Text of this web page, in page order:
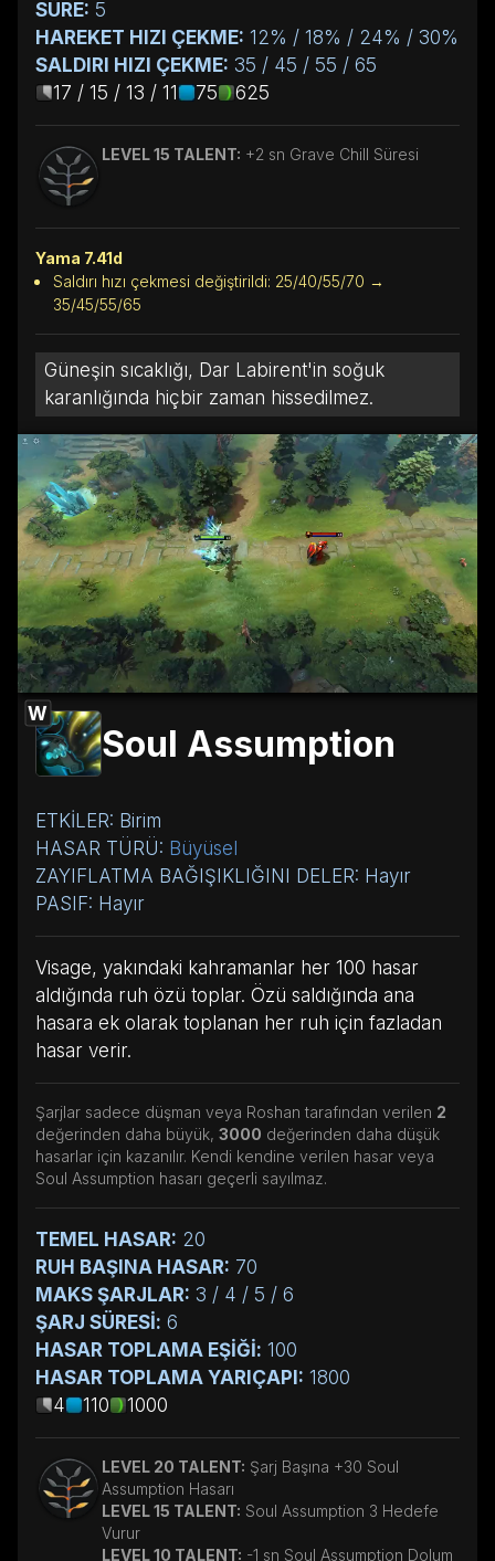
SÜRE: 5
HAREKET HIZI ÇEKME: 12% / 18% / 24% / 30%
SALDIRI HIZI ÇEKME: 35 / 45 / 55 / 65
17 / 15 / 13 / 11
75 625
LEVEL 15 TALENT: +2 sn Grave Chill Süresi
Yama 7.41d
Saldırı hızı çekmesi değiştirildi: 25/40/55/70 →
35/45/55/65
Güneşin sıcaklığı, Dar Labirent'in soğuk
karanlığında hiçbir zaman hissedilmez.
W
Soul Assumption
ETKİLER: Birim
HASAR TÜRÜ: Büyüsel
ZAYIFLATMA BAĞIŞIKLIĞINI DELER: Hayır
PASIF: Hayır
Visage, yakındaki kahramanlar her 100 hasar
aldığında ruh özü toplar. Özü saldığında ana
hasara ek olarak toplanan her ruh için fazladan
hasar verir.
Şarjlar sadece düşman veya Roshan tarafından verilen 2
değerinden daha büyük, 3000 değerinden daha düşük
hasarlar için kazanılır. Kendi kendine verilen hasar veya
Soul Assumption hasarı geçerli sayılmaz.
TEMEL HASAR: 20
RUH BAŞINA HASAR: 70
MAKS ŞARJLAR: 3 / 4 / 5 / 6
ŞARJ SÜRESİ: 6
HASAR TOPLAMA EŞİĞİ: 100
HASAR TOPLAMA YARIÇAPI: 1800
4
110 1000
LEVEL 20 TALENT: Şarj Başına +30 Soul
Assumption Hasarı
LEVEL 15 TALENT: Soul Assumption 3 Hedefe
Vurur
LEVEL 10 TALENT: -1 sn Soul Assumption Dolum